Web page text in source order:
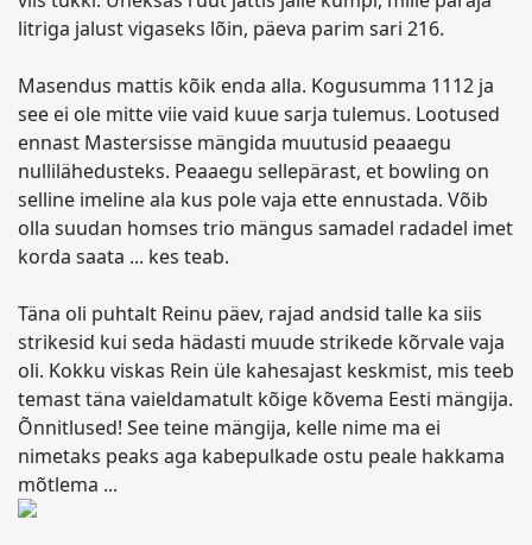
litriga jalust vigaseks lõin, päeva parim sari 216.
Masendus mattis kõik enda alla. Kogusumma 1112 ja
see ei ole mitte viie vaid kuue sarja tulemus. Lootused
ennast Mastersisse mängida muutusid peaaegu
nullilähedusteks. Peaaegu sellepärast, et bowling on
selline imeline ala kus pole vaja ette ennustada. Võib
olla suudan homses trio mängus samadel radadel imet
korda saata ... kes teab.
Täna oli puhtalt Reinu päev, rajad andsid talle ka siis
strikesid kui seda hädasti muude strikede kõrvale vaja
oli. Kokku viskas Rein üle kahesajast keskmist, mis teeb
temast täna vaieldamatult kõige kõvema Eesti mängija.
Õnnitlused! See teine mängija, kelle nime ma ei
nimetaks peaks aga kabepulkade ostu peale hakkama
mõtlema ...